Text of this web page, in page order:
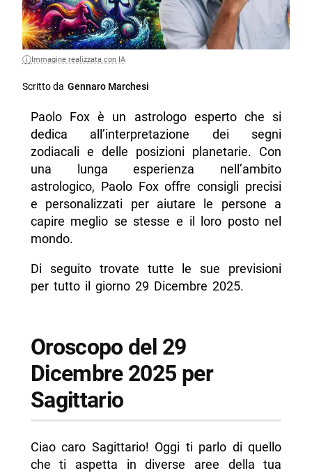
Immagine realizzata con IA
Scritto da Gennaro Marchesi
Paolo Fox è un astrologo esperto che si
dedica all’interpretazione dei segni
zodiacali e delle posizioni planetarie. Con
una lunga esperienza nell’ambito
astrologico, Paolo Fox offre consigli precisi
e personalizzati per aiutare le persone a
capire meglio se stesse e il loro posto nel
mondo.
Di seguito trovate tutte le sue previsioni
per tutto il giorno 29 Dicembre 2025.
Oroscopo del 29
Dicembre 2025 per
Sagittario
Ciao caro Sagittario! Oggi ti parlo di quello
che ti aspetta in diverse aree della tua